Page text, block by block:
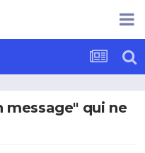
message" qui ne